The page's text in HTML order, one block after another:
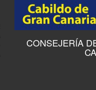
CONSEJERÍA